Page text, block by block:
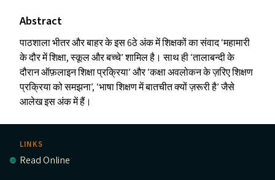
Abstract
पाठशाला भीतर और बाहर के इस 6ठे अंक में शिक्षकों का संवाद‘महामारी
के दौर में शिक्षा, स्कूल और बच्चे’ शामिल है। साथ ही‘तालाबन्दी के
दौरान ऑफ़लाइन शिक्षा प्रक्रिया’ और‘कक्षा अवलोकन के ज़रिए शिक्षण
प्रक्रिया को समझना’, ‘भाषा शिक्षण में बातचीत क्यों ज़रूरी है’ जैसे
आलेख इस अंक में हैं।
LINKS
Read Online